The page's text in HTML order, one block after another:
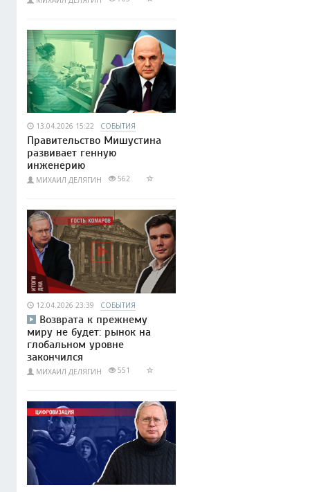
13.04.2026 15:22 СОБЫТИЯ
Правительство Мишустина
развивает генную
инженерию
МИХАИЛ ДЕЛЯГИН 562
12.04.2026 23:39 СОБЫТИЯ
Возврата к прежнему
миру не будет: рынок на
глобальном уровне
закончился
МИХАИЛ ДЕЛЯГИН 551